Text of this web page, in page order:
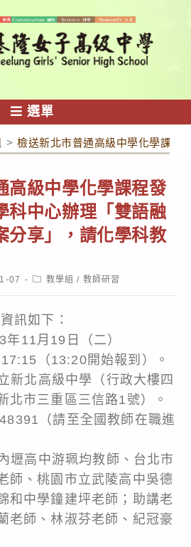
選單
> 檢送新北市普通高級中學化學課程
高級中學化學課程發
科中心辦理「雙語融
分享」，請化學科教
07
Post教學組 / 教師研習
訊如下：
11月19日（二）
（13:20開始報到）。
新北高級中學（行政大樓四
北市三重區三信路1號）。
（請至全國教師在職進
壢高中游珮均教師、台北市
師、桃園市立武陵高中吳德
和中學鐘建坪老師；助講老
老師、林淑芬老師、紀冠豪